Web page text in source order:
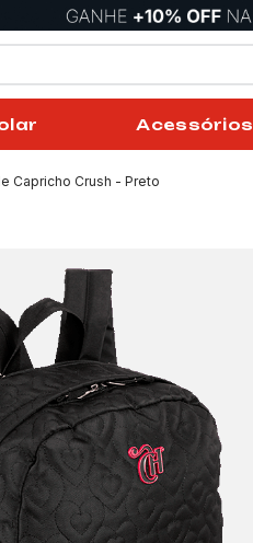
Acessórios
Capricho Crush - Preto